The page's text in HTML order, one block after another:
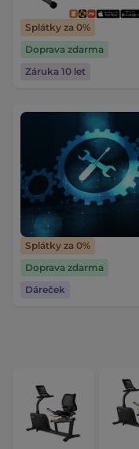
Splátky za 0%
Doprava zdarma
Záruka 10 let
Splátky za 0%
Doprava zdarma
Dáreček